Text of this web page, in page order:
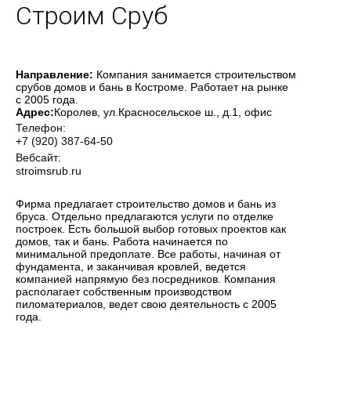
Строим Сруб
Направление: Компания занимается строительством
срубов домов и бань в Костроме. Работает на рынке
с 2005 года.
Адрес:Королев , ул.Красносельское ш., д.1, офис
Телефон:
+7 (920) 387-64-50
Вебсайт:
stroimsrub.ru
Фирма предлагает строительство домов и бань из
бруса. Отдельно предлагаются услуги по отделке
построек. Есть большой выбор готовых проектов как
домов, так и бань. Работа начинается по
минимальной предоплате. Все работы, начиная от
фундамента, и заканчивая кровлей, ведется
компанией напрямую без посредников. Компания
располагает собственным производством
пиломатериалов, ведет свою деятельность с 2005
года.